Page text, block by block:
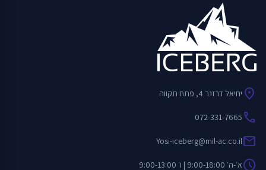
location_on יחיאל דרזנר 4, פתח תקווה
call
072-331-7665
mail
Yosi-iceberg@mil-ac.co.il
scheduleא׳-ה׳ 9:00-18:00 | ו׳ 9:00-13:00